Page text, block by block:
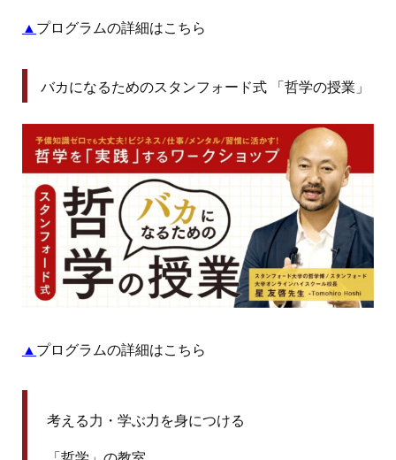
▲プログラムの詳細はこちら
バカになるためのスタンフォード式「哲学の授業」
▲プログラムの詳細はこちら
考える力・学ぶ力を身につける